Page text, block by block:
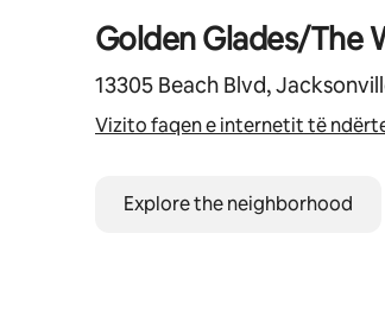
Golden Glades/The
13305 Beach Blvd,
Vizito faqen e internetit të
Explore the neighborhood